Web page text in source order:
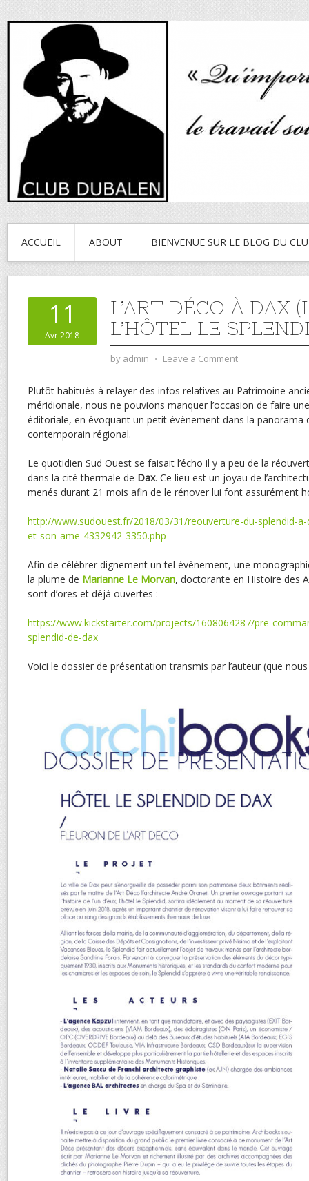
ACCUEIL ABOUT BIENVENUE SUR LE BLOG DU
11
Avr 2018
L’ART DÉCO À DAX
L’HÔTEL LE
by admin ⋅ Leave a Comment
Plutôt habitués à relayer des infos relatives au Patrimoine
méridionale, nous ne pouvions manquer l’occasion de faire
éditoriale, en évoquant un petit évènement dans la panorama
contemporain régional.
Le quotidien Sud Ouest se faisait l’écho il y a peu de la
dans la cité thermale de Dax. Ce lieu est un joyau de
menés durant 21 mois afin de le rénover lui font assurément
http://www.sudouest.fr/2018/03/31/reouverture-du-splendid-
et-son-ame-4332942-3350.php
Afin de célébrer dignement un tel évènement, une
la plume de Marianne Le Morvan, doctorante en Histoire des
sont d’ores et déjà ouvertes :
https://www.kickstarter.com/projects/1608064287/pre-
splendid-de-dax
Voici le dossier de présentation transmis par l’auteur (que